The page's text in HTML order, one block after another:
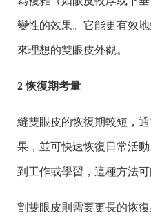
變性的效果。它能更有效
來理想的雙眼皮外觀。
2 恢復期考量
縫雙眼皮的恢復期較短，
果，並可快速恢復日常活
到工作或學習，這種方法可
割雙眼皮則需要更長的恢